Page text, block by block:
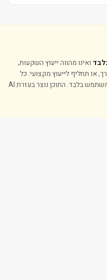
ואינו מהווה ייעוץ השקעות,
או תחליף לייעוץ מקצועי. כל
החלטת השקעה היא באחריות המשתמש בלבד. התוכן נוצר בעזרת AI